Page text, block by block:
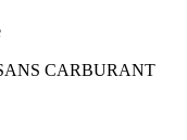
CARBURANT